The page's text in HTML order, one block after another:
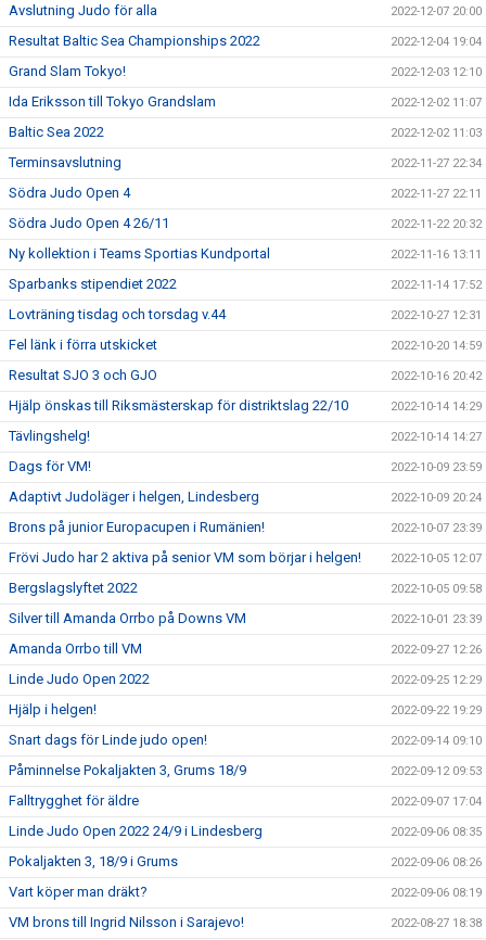
Avslutning Judo för alla 2022-12-07 20:00
Resultat Baltic Sea Championships 2022 2022-12-04 19:04
Grand Slam Tokyo! 2022-12-03 12:10
Ida Eriksson till Tokyo Grandslam 2022-12-02 11:07
Baltic Sea 2022 2022-12-02 11:03
Terminsavslutning 2022-11-27 22:34
Södra Judo Open 4 2022-11-27 22:11
Södra Judo Open 4 26/11 2022-11-22 20:32
Ny kollektion i Teams Sportias Kundportal 2022-11-16 13:11
Sparbanks stipendiet 2022 2022-11-14 17:52
Lovträning tisdag och torsdag v.44 2022-10-27 12:31
Fel länk i förra utskicket 2022-10-20 14:59
Resultat SJO 3 och GJO 2022-10-16 20:42
Hjälp önskas till Riksmästerskap för distriktslag 22/10 2022-10-14 14:29
Tävlingshelg! 2022-10-14 14:27
Dags för VM! 2022-10-09 23:59
Adaptivt Judoläger i helgen, Lindesberg 2022-10-09 20:24
Brons på junior Europacupen i Rumänien! 2022-10-07 23:39
Frövi Judo har 2 aktiva på senior VM som börjar i helgen! 2022-10-05 12:07
Bergslagslyftet 2022 2022-10-05 09:58
Silver till Amanda Orrbo på Downs VM 2022-10-01 23:39
Amanda Orrbo till VM 2022-09-27 12:26
Linde Judo Open 2022 2022-09-25 12:29
Hjälp i helgen! 2022-09-22 19:29
Snart dags för Linde judo open! 2022-09-14 09:10
Påminnelse Pokaljakten 3, Grums 18/9 2022-09-12 09:53
Falltrygghet för äldre 2022-09-07 17:04
Linde Judo Open 2022 24/9 i Lindesberg 2022-09-06 08:35
Pokaljakten 3, 18/9 i Grums 2022-09-06 08:26
Vart köper man dräkt? 2022-09-06 08:19
VM brons till Ingrid Nilsson i Sarajevo! 2022-08-27 18:38